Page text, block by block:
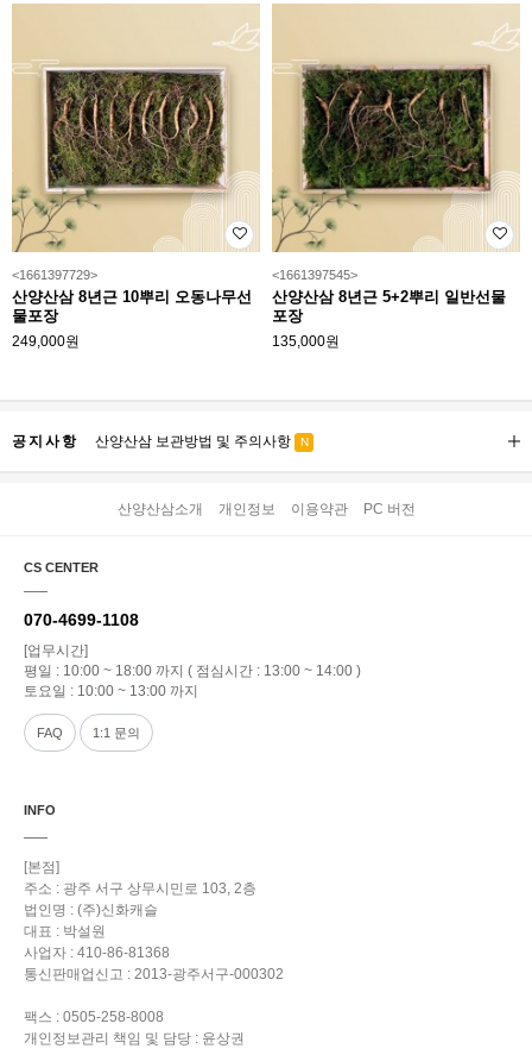
<1661397729>
산양산삼 8년근 10뿌리 오동나무선
물포장
249,000원
<1661397545>
산양산삼 8년근 5+2뿌리 일반선물
포장
135,000원
공지사항 산양산삼 보관방법 및 주의사항 N
산양산삼소개 개인정보 이용약관 PC 버전
CS CENTER
070-4699-1108
[업무시간]
평일 : 10:00 ~ 18:00 까지 ( 점심시간 : 13:00 ~ 14:00 )
토요일 : 10:00 ~ 13:00 까지
FAQ 1:1 문의
INFO
[본점]
주소 : 광주 서구 상무시민로 103, 2층
법인명 : (주)신화캐슬
대표 : 박설원
사업자 : 410-86-81368
통신판매업신고 : 2013-광주서구-000302
팩스 : 0505-258-8008
개인정보관리 책임 및 담당 : 윤상권